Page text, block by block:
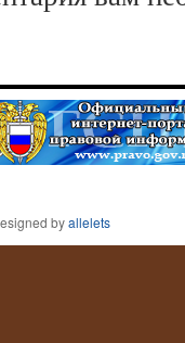
byallelets